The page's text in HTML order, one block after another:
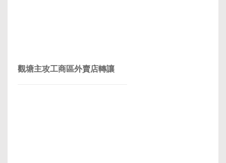
觀塘主攻工商區外賣店轉讓